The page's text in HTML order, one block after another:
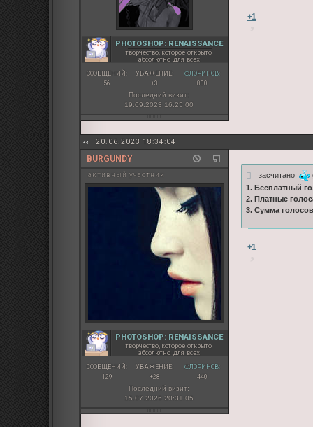
PHOTOSHOP: RENAISSANCE
творчество, которое открыто
абсолютно для всех
СООБЩЕНИЙ:
56
УВАЖЕНИЕ:
+3
ФЛОРИНОВ:
800
Последний визит:
19.09.2023 16:25:00
+1
20.06.2023 18:34:04
BURGUNDY
активный участник
PHOTOSHOP: RENAISSANCE
творчество, которое открыто
абсолютно для всех
СООБЩЕНИЙ:
129
УВАЖЕНИЕ:
+28
ФЛОРИНОВ:
440
Последний визит:
15.07.2026 20:31:05
засчитано
1. Бесплатный
2. Платные
3. Сумма
+1